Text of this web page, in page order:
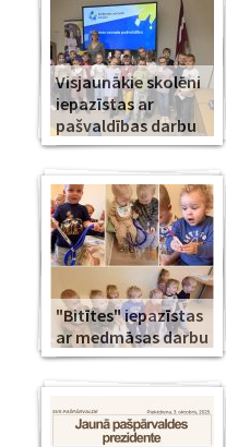
Visjaunākie skolēni
iepazīstas ar
pašvaldības darbu
"Bitītes" iepazīstas
ar medmāsas darbu